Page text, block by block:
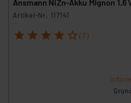
Ansmann NiZn-Akku Mignon 1,6
Artikel-Nr. 117141
1 2 3 4 5 (7)